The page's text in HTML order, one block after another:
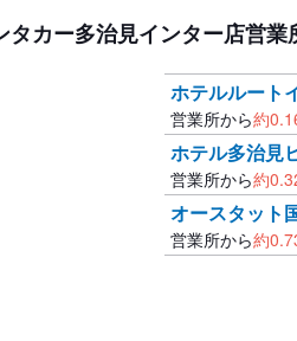
タカー多治見インター店営業
ホテルルート
営業所から約
ホテル多治見
営業所から約
オースタット
営業所から約